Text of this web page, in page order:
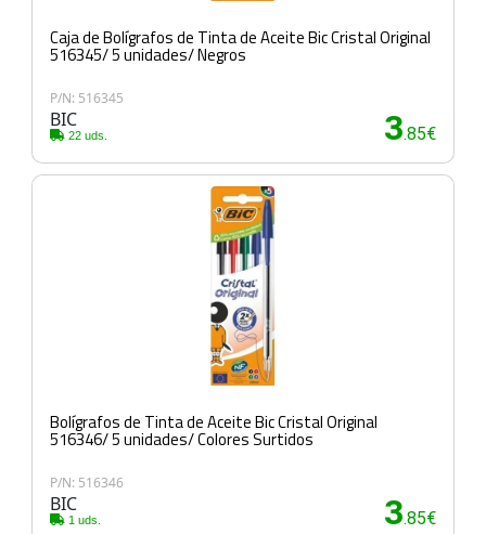
Caja de Bolígrafos de Tinta de Aceite Bic Cristal Original
516345/ 5 unidades/ Negros
P/N: 516345
BIC
22 uds. 3.85€
Bolígrafos de Tinta de Aceite Bic Cristal Original
516346/ 5 unidades/ Colores Surtidos
P/N: 516346
BIC
1 uds. 3.85€